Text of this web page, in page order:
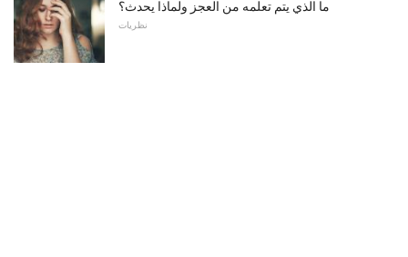
ما الذي يتم تعلمه من العجز ولماذا يحدث؟
نظريات